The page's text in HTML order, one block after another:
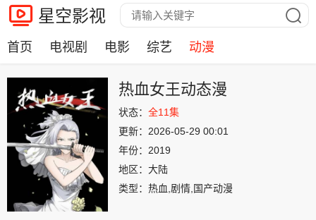
星空影视
首页 电视剧 电影 综艺 动漫
热血女王动态漫
状态： 全11集
更新： 2026-05-29 00:01
年份： 2019
地区： 大陆
类型： 热血,剧情,国产动漫